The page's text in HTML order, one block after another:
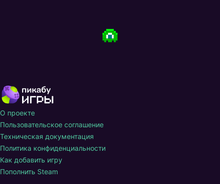
О проекте
Пользовательское соглашение
Техническая документация
Политика конфиденциальности
Как добавить игру
Пополнить Steam